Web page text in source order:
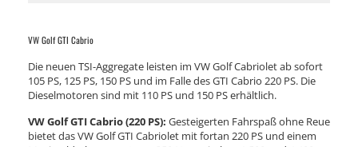
VW Golf GTI Cabrio
Die neuen TSI-Aggregate leisten im VW Golf Cabriolet ab sofort
105 PS, 125 PS, 150 PS und im Falle des GTI Cabrio 220 PS. Die
Dieselmotoren sind mit 110 PS und 150 PS erhältlich.
VW Golf GTI Cabrio (220 PS): Gesteigerten Fahrspaß ohne Reue
bietet das VW Golf GTI Cabriolet mit fortan 220 PS und einem